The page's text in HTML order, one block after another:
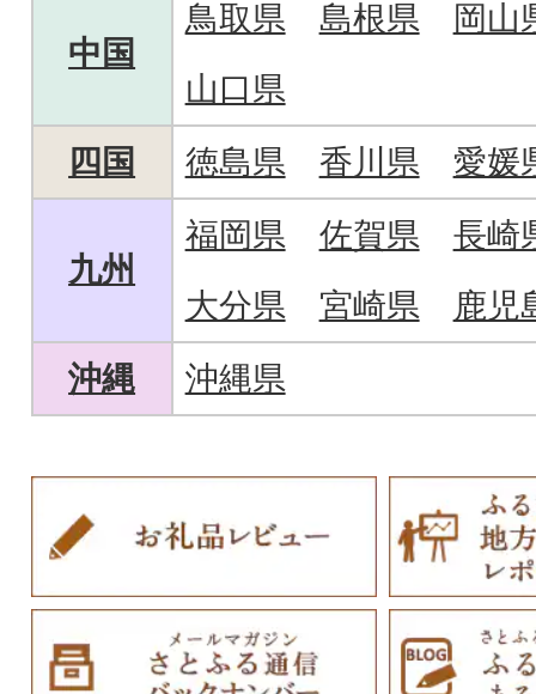
中国
鳥取県 島根県
岡山
山口県
四国
徳島県 香川県 愛媛
九州
福岡県 佐賀県
長崎
大分県
宮崎県
鹿児
沖縄
沖縄県